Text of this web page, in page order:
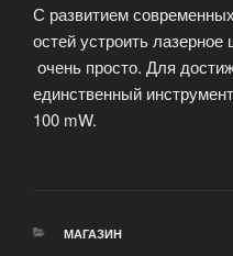
С развитием
остей устроить
очень просто. Для
единственный
100 mW.
РУБРИКИ
МАГАЗИН